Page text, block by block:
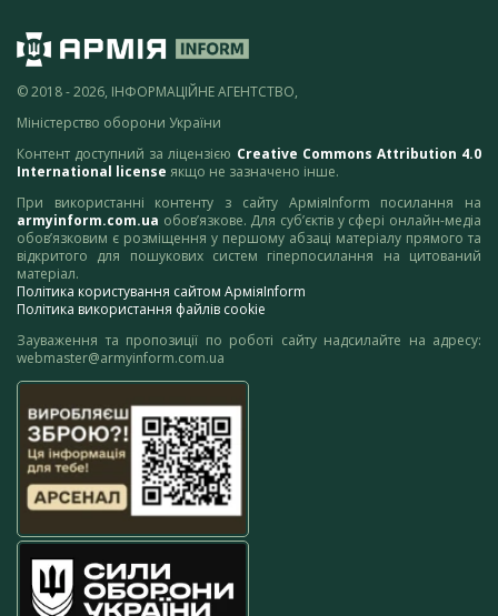
© 2018 - 2026, ІНФОРМАЦІЙНЕ АГЕНТСТВО,
Міністерство оборони України
Контент доступний за ліцензією Creative Commons Attribution 4.0
International license якщо не зазначено інше.
При використанні контенту з сайту АрміяInform посилання на
armyinform.com.ua обов’язкове. Для суб’єктів у сфері онлайн-медіа
обов’язковим є розміщення у першому абзаці матеріалу прямого та
відкритого для пошукових систем гіперпосилання на цитований
матеріал.
Політика користування сайтом АрміяInform
Політика використання файлів cookie
Зауваження та пропозиції по роботі сайту надсилайте на адресу:
webmaster@armyinform.com.ua